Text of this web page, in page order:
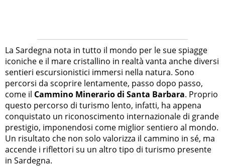
La Sardegna nota in tutto il mondo per le sue spiagge
iconiche e il mare cristallino in realtà vanta anche diversi
sentieri escursionistici immersi nella natura. Sono
percorsi da scoprire lentamente, passo dopo passo,
come il Cammino Minerario di Santa Barbara. Proprio
questo percorso di turismo lento, infatti, ha appena
conquistato un riconoscimento internazionale di grande
prestigio, imponendosi come miglior sentiero al mondo.
Un risultato che non solo valorizza il cammino in sé, ma
accende i riflettori su un altro tipo di turismo presente
in Sardegna.